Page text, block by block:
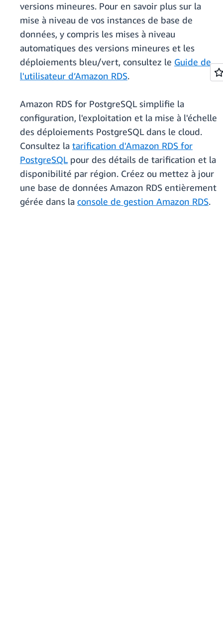
versions mineures. Pour en savoir plus sur la
mise à niveau de vos instances de base de
données, y compris les mises à niveau
automatiques des versions mineures et les
déploiements bleu/vert, consultez le Guide de
l'utilisateur d’Amazon RDS.
Amazon RDS for PostgreSQL simplifie la
configuration, l'exploitation et la mise à l'échelle
des déploiements PostgreSQL dans le cloud.
Consultez la tarification d'Amazon RDS for
PostgreSQLpour des détails de tarification et la
disponibilité par région. Créez ou mettez à jour
une base de données Amazon RDS entièrement
gérée dans la console de gestion Amazon RDS.